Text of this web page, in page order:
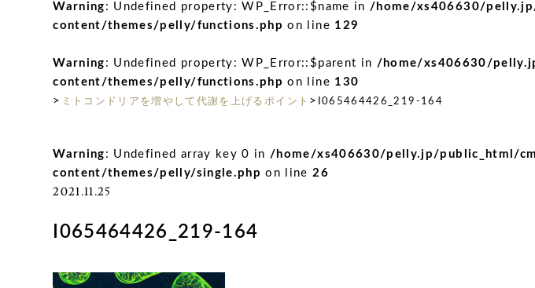
Warning : Undefined property: WP_Error::$name in /home/xs406630/
content/themes/pelly/functions.php on line 129
Warning : Undefined property: WP_Error::$parent in /home/xs406630/
content/themes/pelly/functions.php on line 130
> ミトコンドリアを増やして代謝を上げるポイント > I065464426_219-164
Warning : Undefined array key 0 in /home/xs406630/pelly.jp/public_html/
content/themes/pelly/single.php on line26
2021.11.25
I065464426_219-164